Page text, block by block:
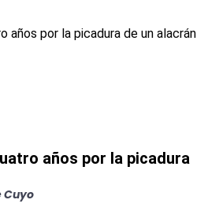
años por la picadura
Cuyo